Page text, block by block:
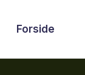
Forside